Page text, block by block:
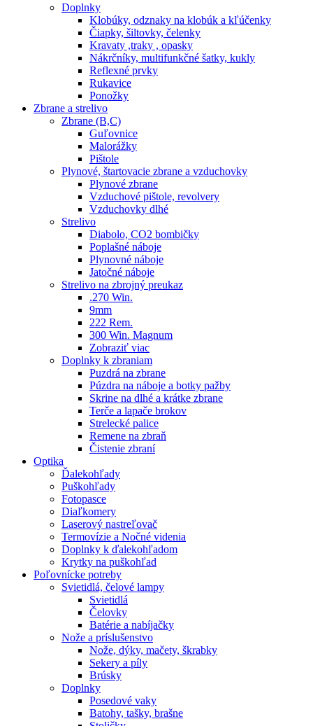
Doplnky
Klobúky, odznaky na klobúk a kľúčenky
Čiapky, šiltovky, čelenky
Kravaty ,traky , opasky
Nákrčníky, multifunkčné šatky, kukly
Reflexné prvky
Rukavice
Ponožky
Zbrane a strelivo
Zbrane (B,C)
Guľovnice
Malorážky
Pištole
Plynové, štartovacie zbrane a vzduchovky
Plynové zbrane
Vzduchové pištole, revolvery
Vzduchovky dlhé
Strelivo
Diabolo, CO2 bombičky
Poplašné náboje
Plynovné náboje
Jatočné náboje
Strelivo na zbrojný preukaz
.270 Win.
9mm
222 Rem.
300 Win. Magnum
Zobraziť viac
Doplnky k zbraniam
Puzdrá na zbrane
Púzdra na náboje a botky pažby
Skrine na dlhé a krátke zbrane
Terče a lapače brokov
Strelecké palice
Remene na zbraň
Čistenie zbraní
Optika
Ďalekohľady
Puškohľady
Fotopasce
Diaľkomery
Laserový nastreľovač
Termovízie a Nočné videnia
Doplnky k ďalekohľadom
Krytky na puškohľad
Poľovnícke potreby
Svietidlá, čelové lampy
Svietidlá
Čelovky
Batérie a nabíjačky
Nože a príslušenstvo
Nože, dýky, mačety, škrabky
Sekery a píly
Brúsky
Doplnky
Posedové vaky
Batohy, tašky, brašne